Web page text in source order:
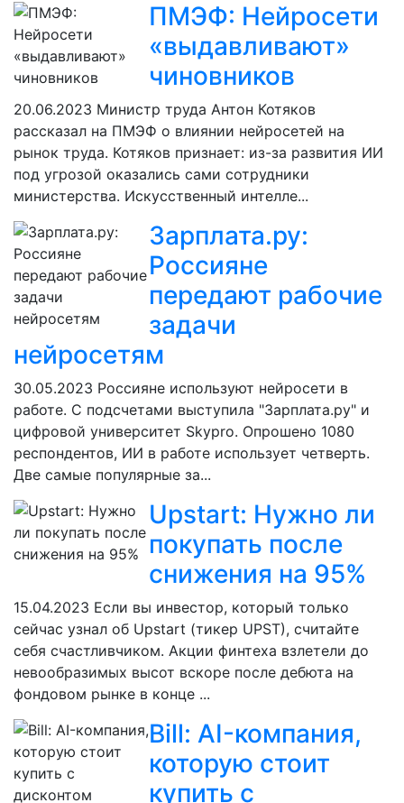
ПМЭФ: Нейросети
«выдавливают»
чиновников
20.06.2023 Министр труда Антон Котяков
рассказал на ПМЭФ о влиянии нейросетей на
рынок труда. Котяков признает: из-за развития ИИ
под угрозой оказались сами сотрудники
министерства. Искусственный интелле...
Зарплата.ру:
Россияне
передают рабочие
задачи
нейросетям
30.05.2023 Россияне используют нейросети в
работе. С подсчетами выступила "Зарплата.ру" и
цифровой университет Skypro. Опрошено 1080
респондентов, ИИ в работе использует четверть.
Две самые популярные за...
Upstart: Нужно ли
покупать после
снижения на 95%
15.04.2023 Если вы инвестор, который только
сейчас узнал об Upstart (тикер UPST), считайте
себя счастливчиком. Акции финтеха взлетели до
невообразимых высот вскоре после дебюта на
фондовом рынке в конце ...
Bill: AI-компания,
которую стоит
купить с